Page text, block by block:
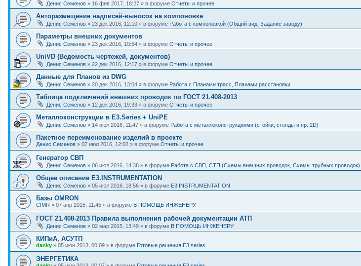
Денис Семенов » 16 фев 2017, 18:27 » в форуме Отчеты и прочее
Авторазмещение надписей-выносок на компоновке
Денис Семенов » 23 дек 2016, 12:10 » в форуме Работа с компоновкой (Общий вид, Задание заводу)
Параметры внешних документов
Денис Семенов » 23 дек 2016, 10:54 » в форуме Отчеты и прочее
UniVD (Ведомость чертежей, документов)
Денис Семенов » 22 дек 2016, 12:17 » в форуме Отчеты и прочее
Данные для Планов из DWG
Денис Семенов » 20 дек 2016, 13:04 » в форуме Работа с Планами трасс, Планами расстановки
Таблица подключений внешних проводок по ГОСТ 21.408-2013
Денис Семенов » 12 дек 2016, 19:33 » в форуме Отчеты и прочее
Металлоконструкции в E3.Series + UniPE
Денис Семенов » 14 июл 2016, 11:47 » в форуме Работа с металлоконструкциями (стойки, стенды и пр. 2D)
Пакетное переименование изделий в проекте
Денис Семенов » 07 июл 2016, 12:02 » в форуме Отчеты и прочее
Генератор СВП
Денис Семенов » 06 июл 2016, 14:38 » в форуме Работа с СВП, СТП (Схемы внешних проводок, Схемы трубных проводок)
Общее описание E3.INSTRUMENTATION
Денис Семенов » 05 июл 2016, 18:56 » в форуме E3.INSTRUMENTATION
Базы OMRON
CIMR » 07 апр 2015, 11:45 » в форуме В ПОМОЩЬ ИНЖЕНЕРУ
ГОСТ 21.408-2013 Правила выполнения рабочей документации АТП
Денис Семенов » 02 мар 2015, 13:49 » в форуме В ПОМОЩЬ ИНЖЕНЕРУ
КИПиА, АСУТП
danky » 05 июн 2013, 00:09 » в форуме Готовые решения E3.series
ЭНЕРГЕТИКА